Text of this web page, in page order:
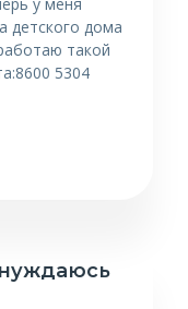
детского дома
такой
5304